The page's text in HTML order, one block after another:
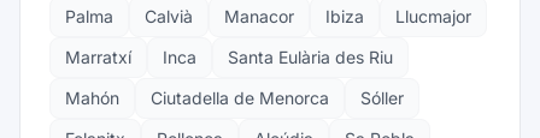
Palma Calvià Manacor Ibiza
Llucmajor
Marratxí
Inca
Santa Eulària des Riu
Mahón
Ciutadella de Menorca
Sóller